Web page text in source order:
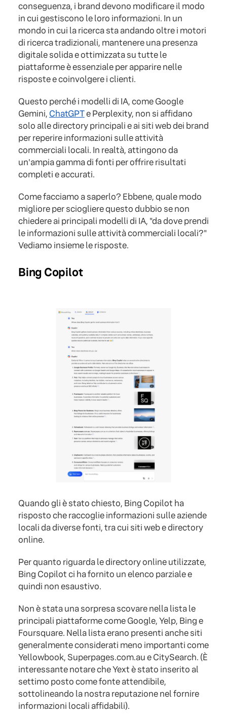
conseguenza, i brand devono modificare il modo
in cui gestiscono le loro informazioni. In un
mondo in cui la ricerca sta andando oltre i motori
di ricerca tradizionali, mantenere una presenza
digitale solida e ottimizzata su tutte le
piattaforme è essenziale per apparire nelle
risposte e coinvolgere i clienti.
Questo perché i modelli di IA, come Google
Gemini, ChatGPTe Perplexity, non si affidano
solo alle directory principali e ai siti web dei brand
per reperire informazioni sulle attività
commerciali locali. In realtà, attingono da
un'ampia gamma di fonti per offrire risultati
completi e accurati.
Come facciamo a saperlo? Ebbene, quale modo
migliore per sciogliere questo dubbio se non
chiedere ai principali modelli di IA, "da dove prendi
le informazioni sulle attività commerciali locali?"
Vediamo insieme le risposte.
Bing Copilot
Quando gli è stato chiesto, Bing Copilot ha
risposto che raccoglie informazioni sulle aziende
locali da diverse fonti, tra cui siti web e directory
online.
Per quanto riguarda le directory online utilizzate,
Bing Copilot ci ha fornito un elenco parziale e
quindi non esaustivo.
Non è stata una sorpresa scovare nella lista le
principali piattaforme come Google, Yelp, Bing e
Foursquare. Nella lista erano presenti anche siti
generalmente considerati meno importanti come
Yellowbook, Superpages.com.au e CitySearch. (È
interessante notare che Yext è stato inserito al
settimo posto come fonte attendibile,
sottolineando la nostra reputazione nel fornire
informazioni locali affidabili).